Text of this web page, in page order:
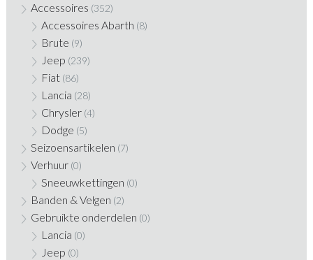
Accessoires (352)
Accessoires Abarth (8)
Brute (9)
Jeep (239)
Fiat (86)
Lancia (28)
Chrysler (4)
Dodge (5)
Seizoensartikelen (7)
Verhuur (0)
Sneeuwkettingen (0)
Banden & Velgen (2)
Gebruikte onderdelen (0)
Lancia (0)
Jeep (0)